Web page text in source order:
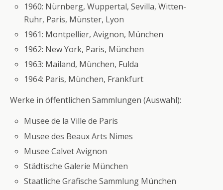
1960: Nürnberg, Wuppertal, Sevilla, Witten-
Ruhr, Paris, Münster, Lyon
1961: Montpellier, Avignon, München
1962: New York, Paris, München
1963: Mailand, München, Fulda
1964: Paris, München, Frankfurt
Werke in öffentlichen Sammlungen (Auswahl):
Musee de la Ville de Paris
Musee des Beaux Arts Nimes
Musee Calvet Avignon
Städtische Galerie München
Staatliche Grafische Sammlung München